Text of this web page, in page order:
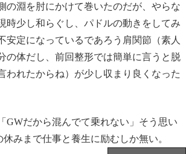
の淵を肘にかけて巻いたのだが、やらな
時少し和らぐし、パドルの動きをしてみ
安定になっているであろう肩関節（素人
の体だし、前回整形では簡単に言うと脱
われたからね）が少し収まり良くなった
GWだから混んでて乗れない」そう思い
みまで仕事と養生に励むしか無い。